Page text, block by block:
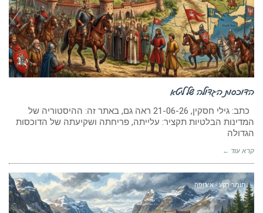
הדוכסות הגדולה של ליטא
כתב: גילי חסקין, 21-06-26 ראה גם, באתר זה: ההיסטוריה של
המדינות הבלטיות תקציר: עלייתה, פריחתה ושקיעתה של הדוכסות
הגדולה
קרא עוד ←
חומר רקע - אירופה